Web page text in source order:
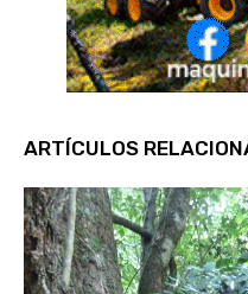
ARTÍCULOS